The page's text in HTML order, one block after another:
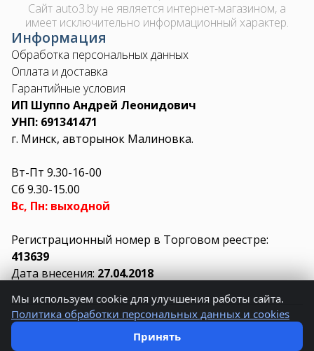
Сайт auto3.by не является интернет-магазином, а
имеет исключительно информационный характер.
Информация
Обработка персональных данных
Оплата и доставка
Гарантийные условия
ИП Шуппо Андрей Леонидович
УНП: 691341471
г. Минск, авторынок Малиновка.
Вт-Пт 9.30-16-00
Сб 9.30-15.00
Вс, Пн: выходной
Регистрационный номер в Торговом реестре:
413639
Дата внесения:27.04.2018
Мы используем cookie для улучшения работы сайта.
Политика обработки персональных данных и cookies
Принять